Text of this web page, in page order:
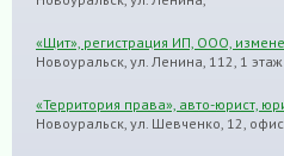
«Щит», регистрация ИП, ООО,
Новоуральск, ул. Ленина, 112, 1 этаж
«Территория права», авто-юрист,
Новоуральск, ул. Шевченко, 12,